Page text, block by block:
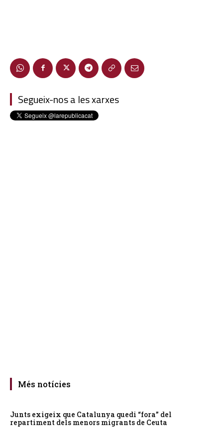
Segueix-nos a les xarxes
Més notícies
Junts exigeix que Catalunya quedi “fora” del
repartiment dels menors migrants de Ceuta